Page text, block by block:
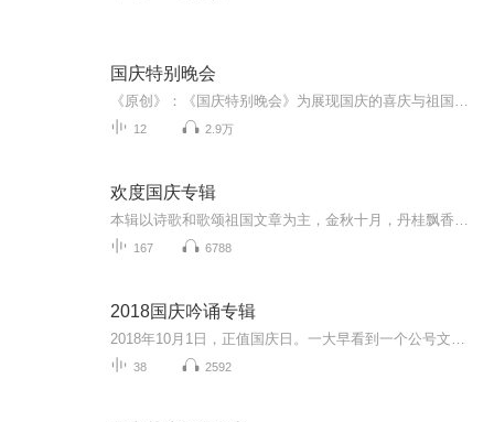
国庆特别晚会
12 2.9万
欢度国庆专辑
167 6788
2018国庆吟诵专辑
38 2592